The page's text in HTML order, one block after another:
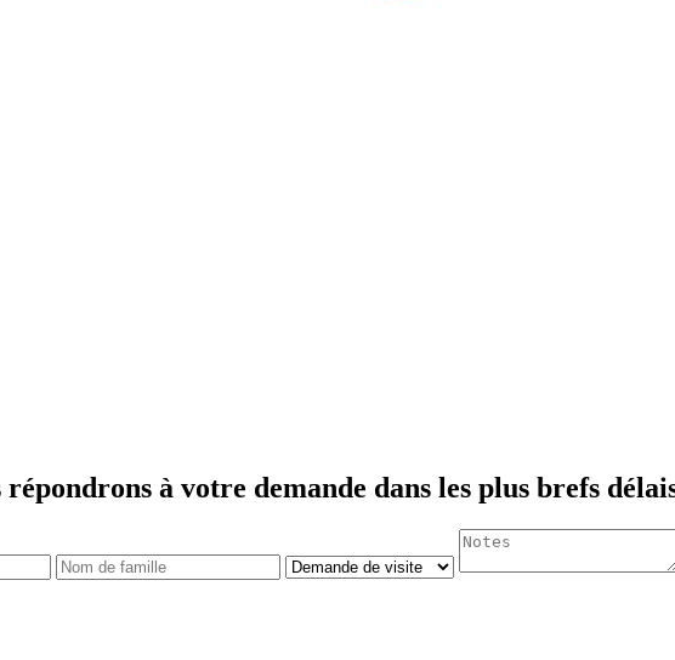
à votre demande dans les plus brefs